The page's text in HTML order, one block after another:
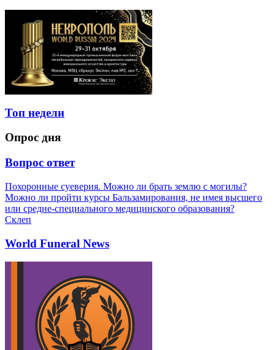
Топ недели
Опрос дня
Вопрос ответ
Похоронные суеверия. Можно ли брать землю с могилы?
Можно ли пройти курсы Бальзамирования, не имея высшего
или средне-специального медицинского образования?
Склеп
World Funeral News